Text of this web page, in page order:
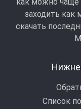
заходить
скачать
Список